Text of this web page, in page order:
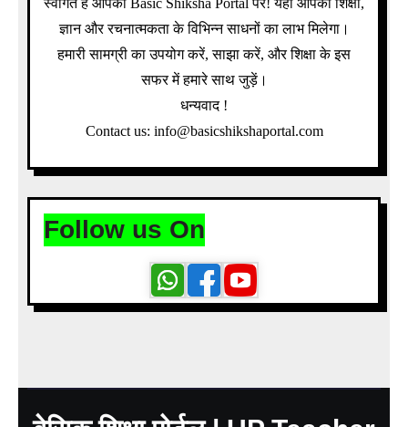
स्वागत है आपका Basic Shiksha Portal पर! यहाँ आपको शिक्षा,
ज्ञान और रचनात्मकता के विभिन्न साधनों का लाभ मिलेगा।
हमारी सामग्री का उपयोग करें, साझा करें, और शिक्षा के इस
सफर में हमारे साथ जुड़ें।
धन्यवाद !
Contact us: info@basicshikshaportal.com
Follow us On